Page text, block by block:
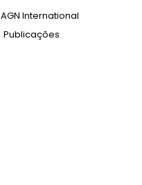
AGN International
Publicações